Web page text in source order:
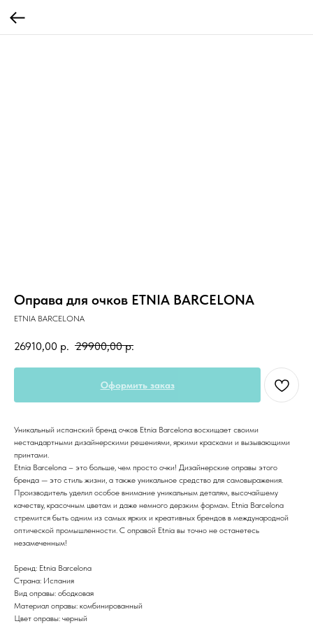
Оправа для очков ETNIA BARCELONA
ETNIA BARCELONA
26910,00 р. 29900,00 р.
Оформить заказ
Уникальный испанский бренд очков Etnia Barcelona восхищает своими
нестандартными дизайнерскими решениями, яркими красками и вызывающими
принтами.
Etnia Barcelona – это больше, чем просто очки! Дизайнерские оправы этого
бренда — это стиль жизни, а также уникальное средство для самовыражения.
Производитель уделил особое внимание уникальным деталям, высочайшему
качеству, красочным цветам и даже немного дерзким формам. Etnia Barcelona
стремится быть одним из самых ярких и креативных брендов в международной
оптической промышленности. С оправой Etnia вы точно не останетесь
незамеченным!
Бренд: Etnia Barcelona
Страна: Испания
Вид оправы: ободковая
Материал оправы: комбинированный
Цвет оправы: черный